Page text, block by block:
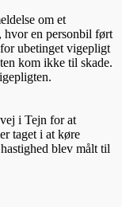
om et
en personbil ført
ubetinget vigepligt
kom ikke til skade.
i Tejn for at
taget i at køre
blev målt til